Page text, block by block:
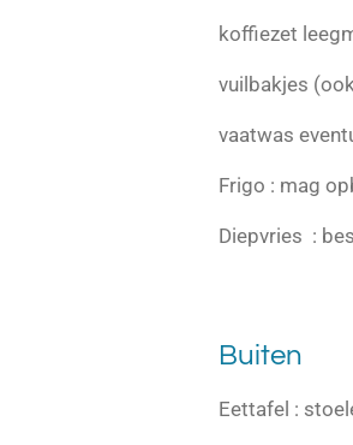
koffiezet
vuilbakjes
vaatwas
Frigo : mag
Diepvries :
Buiten
Eettafel :